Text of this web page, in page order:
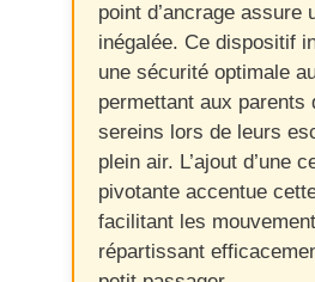
point d’ancrage assure
inégalée. Ce dispositif
une sécurité optimale
permettant aux parents
sereins lors de leurs
plein air. L’ajout d’une
pivotante accentue
facilitant les
répartissant